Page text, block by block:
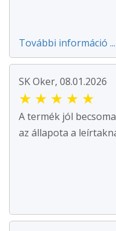
További információ ...
SK Oker, 08.01.2026
★ ★ ★ ★ ★
A termék jól
az állapota a